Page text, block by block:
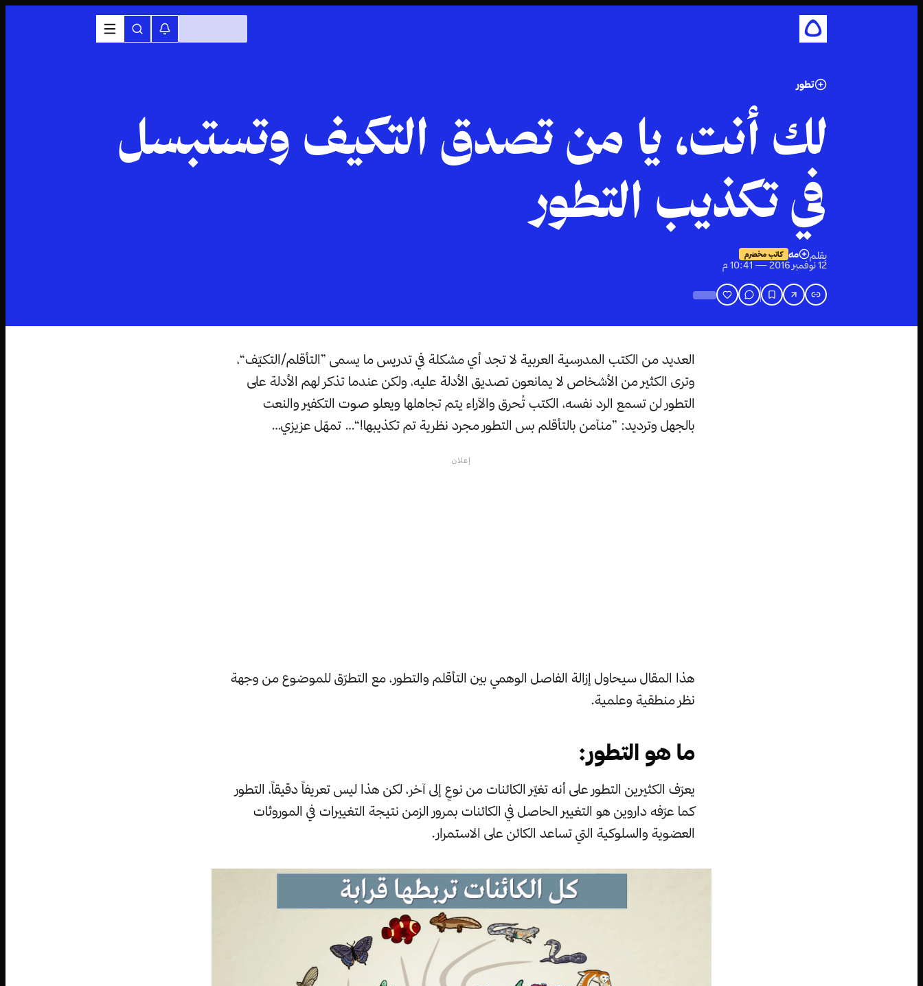
تطور
لك أنت، يا من تصدق التكيف وتستبسل
في تكذيب التطور
بقلم مه كاتب مخضرم
12 نوفمبر 2016 — 10:41 م
العديد من الكتب المدرسية العربية لا تجد أي مشكلة في تدريس ما يسمى ”التأقلم/التكيّف“،
وترى الكثير من الأشخاص لا يمانعون تصديق الأدلة عليه، ولكن عندما تذكر لهم الأدلة على
التطور لن تسمع الرد نفسه، الكتب تُحرق والآراء يتم تجاهلها ويعلو صوت التكفير والنعت
بالجهل وترديد: ”منآمن بالتأقلم بس التطور مجرد نظرية تم تكذيبها!“… تمهّل عزيزي…
إعلان
هذا المقال سيحاول إزالة الفاصل الوهمي بين التأقلم والتطور، مع التطرّق للموضوع من وجهة
نظر منطقية وعلمية.
ما هو التطور:
يعرّف الكثيرين التطور على أنه تغيّر الكائنات من نوعٍ إلى آخر، لكن هذا ليس تعريفاً دقيقاً، التطور
كما عرّفه داروين هو التغيير الحاصل في الكائنات بمرور الزمن نتيجة التغييرات في الموروثات
العضوية والسلوكية التي تساعد الكائن على الاستمرار.